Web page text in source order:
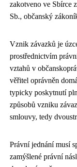
zakotveno ve Sbírce
Sb., občanský
Vznik závazků je
prostřednictvím
vztahů v
věřitel oprávněn
typicky poskytnutí
způsobů vzniku
smlouvy, tedy
Právní jednání musí
zamýšlené právní